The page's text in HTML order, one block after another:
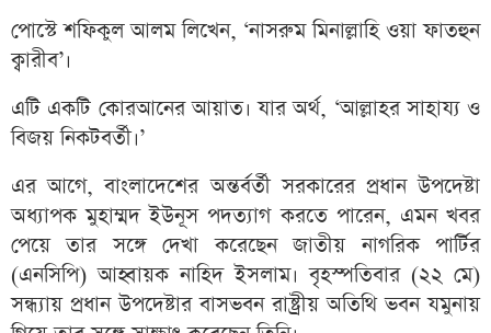
পোস্টে শফিকুল আলম লিখেন, ‘নাসরুম মিনাল্লাহি ওয়া ফাতহুন
ক্বারীব’।
এটি একটি কোরআনের আয়াত। যার অর্থ, ‘আল্লাহর সাহায্য ও
বিজয় নিকটবর্তী।’
এর আগে, বাংলাদেশের অন্তর্বর্তী সরকারের প্রধান উপদেষ্টা
অধ্যাপক মুহাম্মদ ইউনূস পদত্যাগ করতে পারেন, এমন খবর
পেয়ে তার সঙ্গে দেখা করেছেন জাতীয় নাগরিক পার্টির
(এনসিপি) আহ্বায়ক নাহিদ ইসলাম। বৃহস্পতিবার (২২ মে)
সন্ধ্যায় প্রধান উপদেষ্টার বাসভবন রাষ্ট্রীয় অতিথি ভবন যমুনায়